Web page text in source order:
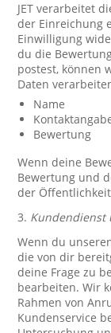
JET verarbeitet
der Einreichung
Einwilligung
du die
postest, können
Daten
Name
Bewertung
Wenn deine
Bewertung und
der
3. Kundendienst
Wenn du
die von dir
deine Frage zu
bearbeiten. Wir
Rahmen von
Kundenservice